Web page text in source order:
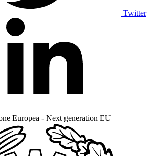
Twitter